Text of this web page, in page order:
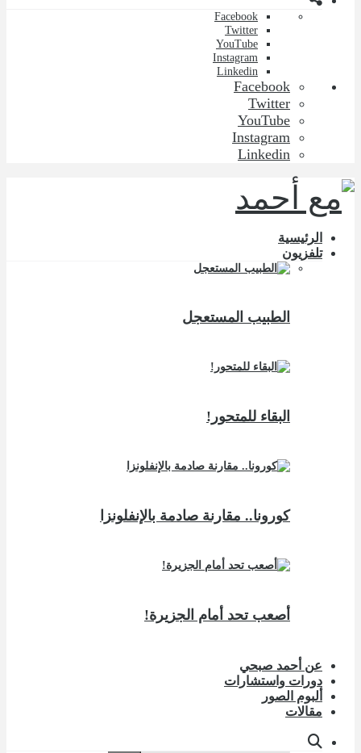
Facebook
Twitter
YouTube
Instagram
Linkedin
Facebook
Twitter
YouTube
Instagram
Linkedin
الرئيسية
تلفزيون
الطبيب المستعجل
البقاء للمتحور!
كورونا.. مقارنة صادمة بالإنفلونزا
أصعب تحد أمام الجزيرة!
عن أحمد صبحي
دورات واستشارات
ألبوم الصور
مقالات